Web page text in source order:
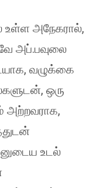
உள்ள அநேகரால்,
அப்.பவுலை
வழுக்கை
ஒரு
அற்றவராக,
உடல்